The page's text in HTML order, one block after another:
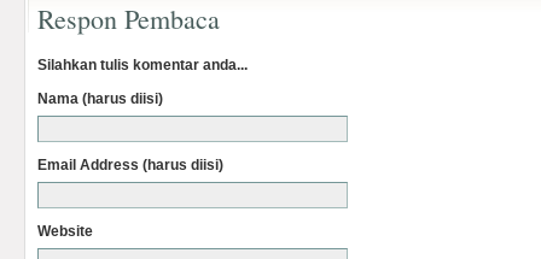
Respon Pembaca
Silahkan tulis komentar anda...
Nama (harus diisi)
Email Address (harus diisi)
Website